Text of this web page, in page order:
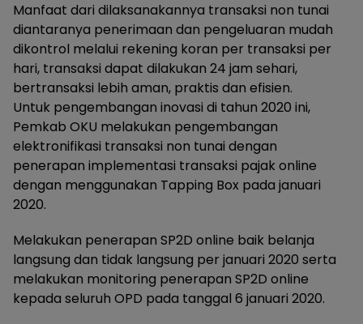
Manfaat dari dilaksanakannya transaksi non tunai
diantaranya penerimaan dan pengeluaran mudah
dikontrol melalui rekening koran per transaksi per
hari, transaksi dapat dilakukan 24 jam sehari,
bertransaksi lebih aman, praktis dan efisien.
Untuk pengembangan inovasi di tahun 2020 ini,
Pemkab OKU melakukan pengembangan
elektronifikasi transaksi non tunai dengan
penerapan implementasi transaksi pajak online
dengan menggunakan Tapping Box pada januari
2020.
Melakukan penerapan SP2D online baik belanja
langsung dan tidak langsung per januari 2020 serta
melakukan monitoring penerapan SP2D online
kepada seluruh OPD pada tanggal 6 januari 2020.